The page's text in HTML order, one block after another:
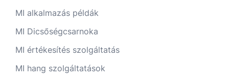
MI alkalmazás példák
MI Dicsőségcsarnoka
MI értékesítés szolgáltatás
MI hang szolgáltatások